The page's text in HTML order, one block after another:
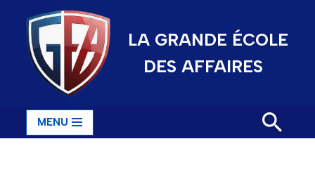
Aller
contenu
LA GRANDE ÉCOLE
DES AFFAIRES
MENU